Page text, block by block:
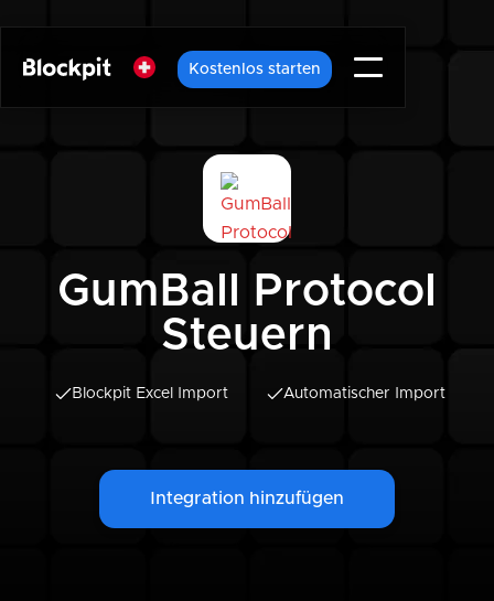
Kostenlos starten
GumBall Protocol
Steuern
Blockpit Excel Import Automatischer Import
Integration hinzufügen